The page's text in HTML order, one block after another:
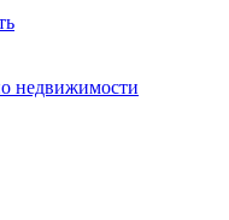
недвижимости